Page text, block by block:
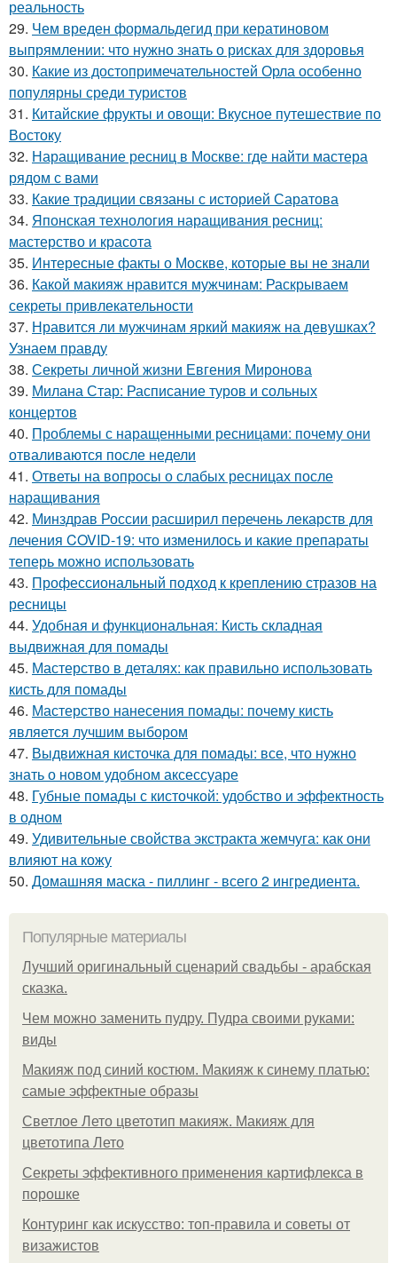
реальность
29. Чем вреден формальдегид при кератиновом
выпрямлении: что нужно знать о рисках для здоровья
30. Какие из достопримечательностей Орла особенно
популярны среди туристов
31. Китайские фрукты и овощи: Вкусное путешествие по
Востоку
32. Наращивание ресниц в Москве: где найти мастера
рядом с вами
33. Какие традиции связаны с историей Саратова
34. Японская технология наращивания ресниц:
мастерство и красота
35. Интересные факты о Москве, которые вы не знали
36. Какой макияж нравится мужчинам: Раскрываем
секреты привлекательности
37. Нравится ли мужчинам яркий макияж на девушках?
Узнаем правду
38. Секреты личной жизни Евгения Миронова
39. Милана Стар: Расписание туров и сольных
концертов
40. Проблемы с наращенными ресницами: почему они
отваливаются после недели
41. Ответы на вопросы о слабых ресницах после
наращивания
42. Минздрав России расширил перечень лекарств для
лечения COVID-19: что изменилось и какие препараты
теперь можно использовать
43. Профессиональный подход к креплению стразов на
ресницы
44. Удобная и функциональная: Кисть складная
выдвижная для помады
45. Мастерство в деталях: как правильно использовать
кисть для помады
46. Мастерство нанесения помады: почему кисть
является лучшим выбором
47. Выдвижная кисточка для помады: все, что нужно
знать о новом удобном аксессуаре
48. Губные помады с кисточкой: удобство и эффектность
в одном
49. Удивительные свойства экстракта жемчуга: как они
влияют на кожу
50. Домашняя маска - пиллинг - всего 2 ингредиента.
Популярные материалы
Лучший оригинальный сценарий свадьбы - арабская
сказка.
Чем можно заменить пудру. Пудра своими руками:
виды
Макияж под синий костюм. Макияж к синему платью:
самые эффектные образы
Светлое Лето цветотип макияж. Макияж для
цветотипа Лето
Секреты эффективного применения картифлекса в
порошке
Контуринг как искусство: топ-правила и советы от
визажистов